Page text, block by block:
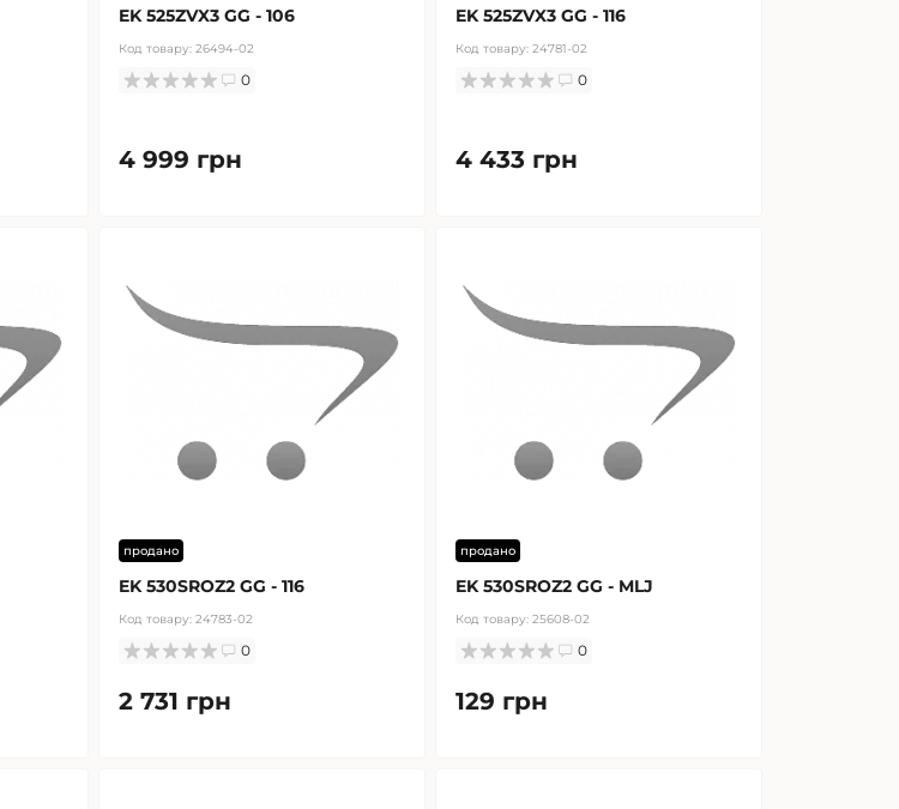
EK 525ZVX3 GG - 106
Код товару: 26494-02
0
4 999 грн
EK 525ZVX3 GG - 116
Код товару: 24781-02
0
4 433 грн
продано
EK 530SROZ2 GG - 116
Код товару: 24783-02
0
2 731 грн
продано
EK 530SROZ2 GG - MLJ
Код товару: 25608-02
0
129 грн